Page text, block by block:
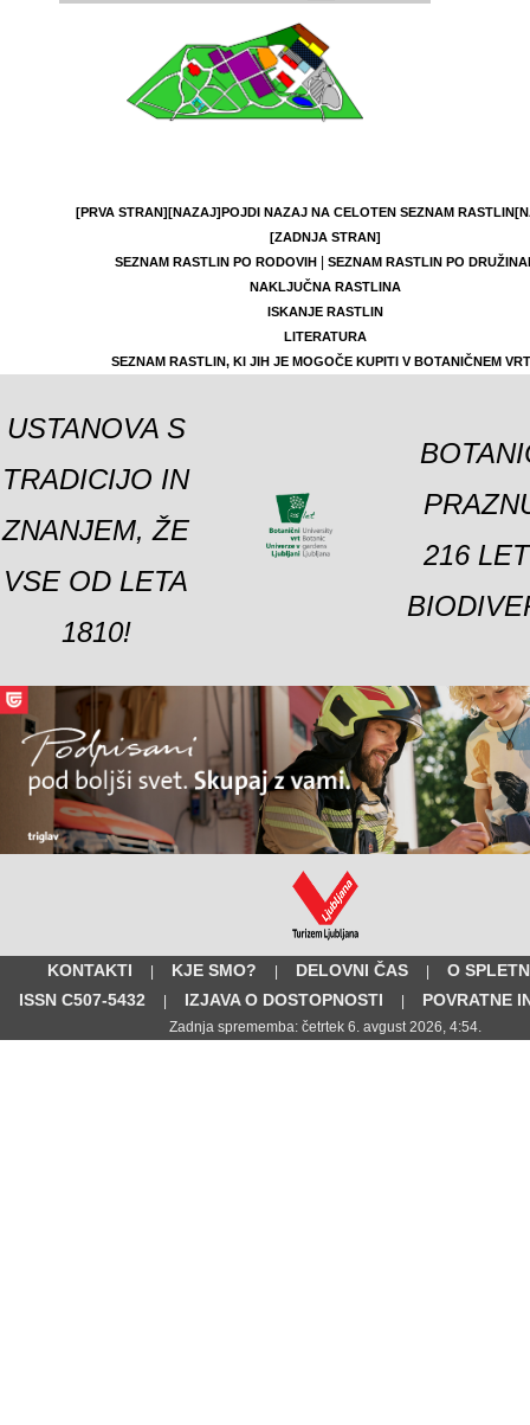
[PRVA STRAN][NAZAJ]POJDI NAZAJ NA CELOTEN SEZNAM RASTLIN
[ZADNJA STRAN]
SEZNAM RASTLIN PO RODOVIH|
SEZNAM RASTLIN PO
NAKLJUČNA RASTLINA
ISKANJE RASTLIN
LITERATURA
SEZNAM RASTLIN, KI JIH JE MOGOČE KUPITI V BOTANIČNEM
USTANOVA S
TRADICIJO IN
ZNANJEM, ŽE
VSE OD LETA
1810!
216
KONTAKTI | KJE SMO? | DELOVNI ČAS |
O
ISSN C507-5432
| IZJAVA O DOSTOPNOSTI | POVRATNE
Zadnja sprememba: četrtek 6. avgust 2026, 4:54.